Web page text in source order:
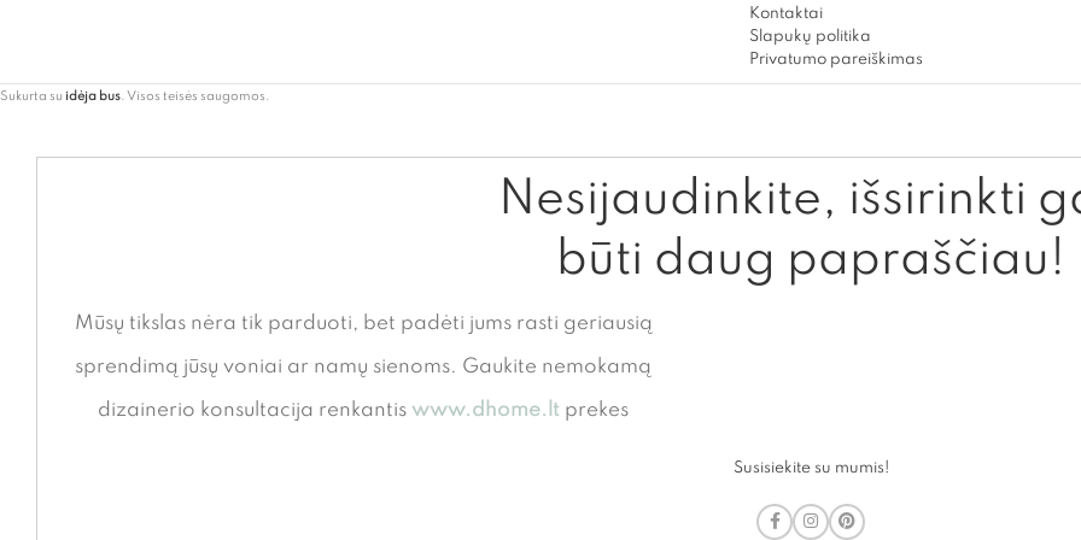
Kontaktai
Slapukų politika
Privatumo pareiškimas
Sukurta su idėja bus . Visos teisės saugomos.
Nesijaudinkite, išsirinkti
būti daug papraščiau!
Mūsų tikslas nėra tik parduoti, bet padėti jums rasti geriausią
sprendimą jūsų voniai ar namų sienoms. Gaukite nemokamą
dizainerio konsultacija renkantis www.dhome.lt prekes
Susisiekite su mumis!